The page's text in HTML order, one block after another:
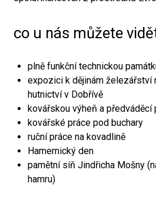
co u nás můžete
plně funkční technickou
expozici k dějinám železářství
hutnictví v Dobřívě
kovářskou výheň a předváděcí
kovářské práce pod buchary
ruční práce na kovadlině
Hamernický den
pamětní síň Jindřicha Mošny
hamru)